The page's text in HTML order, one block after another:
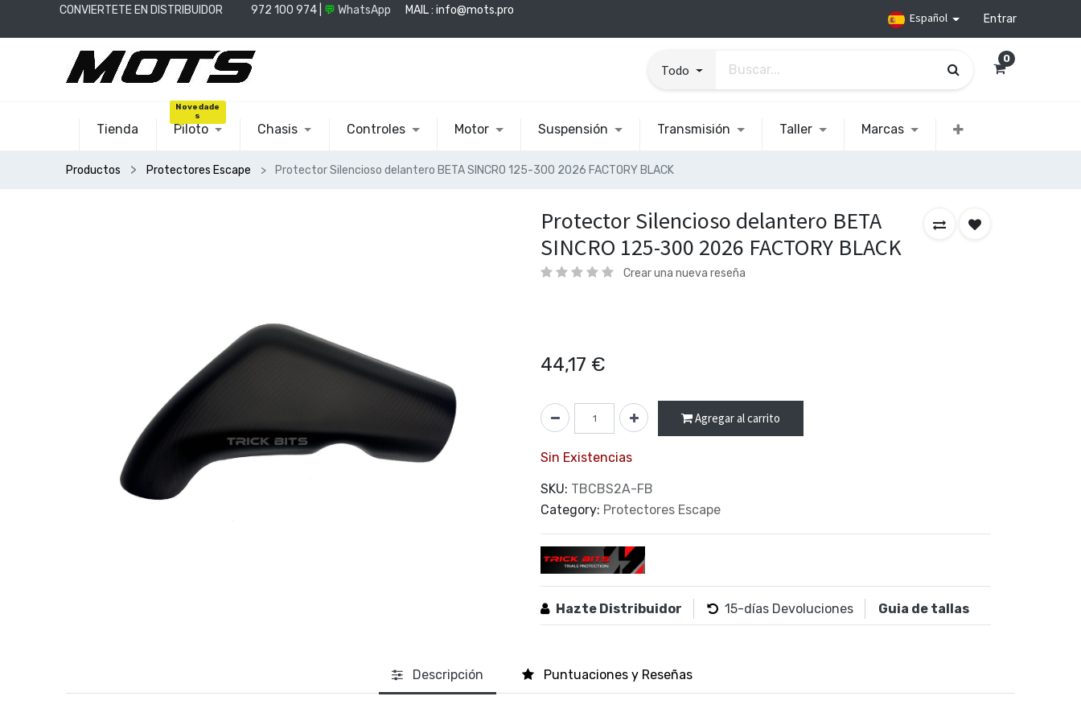
CONVIERTETE EN DISTRIBUIDOR 972 100 974 | 💬 WhatsApp MAIL :info@mots.pro
Español Entrar
Todo
0
Tienda Piloto
Novedade
s
Chasis Controles Motor Suspensión Transmisión Taller Marcas
Productos Protectores Escape Protector Silencioso delantero BETA SINCRO 125-300 2026 FACTORY BLACK
Protector Silencioso delantero BETA
SINCRO 125-300 2026 FACTORY BLACK
Crear una nueva reseña
44,17 €
Agregar al carrito
Sin Existencias
SKU: TBCBS2A-FB
Category: Protectores Escape
Hazte Distribuidor 15-días Devoluciones Guia de tallas
Descripción Puntuaciones y Reseñas